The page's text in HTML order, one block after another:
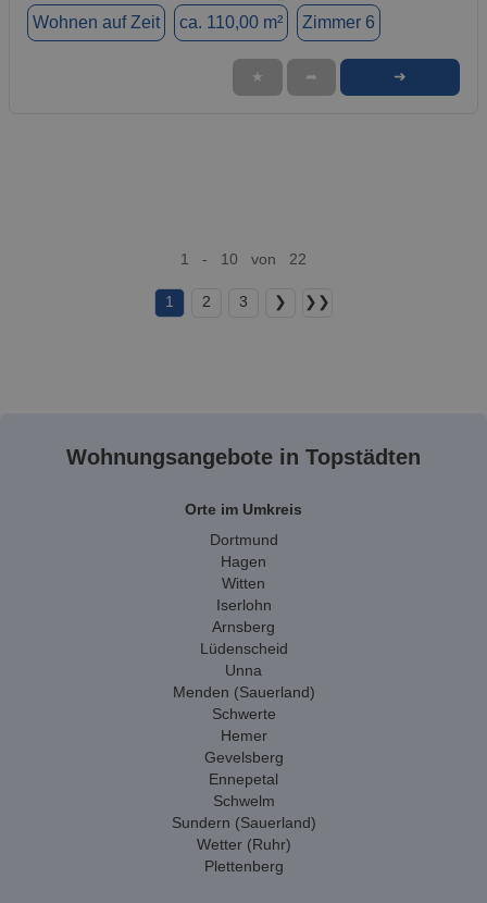
Wohnen auf Zeit ca. 110,00 m² Zimmer 6
★ ➦ ➜
1 - 10 von 22
1 2 3 ❯ ❯❯
Wohnungsangebote in Topstädten
Orte im Umkreis
Dortmund
Hagen
Witten
Iserlohn
Arnsberg
Lüdenscheid
Unna
Menden (Sauerland)
Schwerte
Hemer
Gevelsberg
Ennepetal
Schwelm
Sundern (Sauerland)
Wetter (Ruhr)
Plettenberg